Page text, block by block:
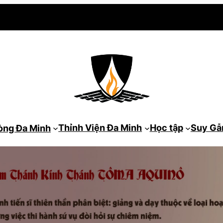
Đa Minh Thỉnh Viện Đa Minh Học tập Suy